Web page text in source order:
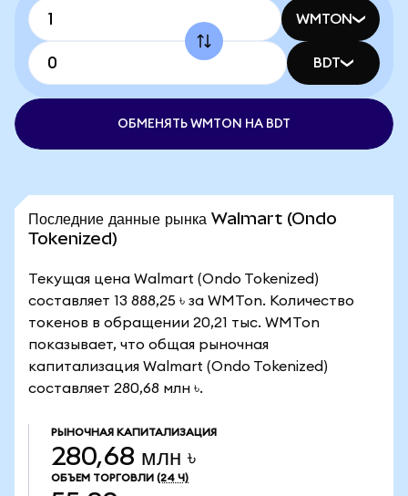
WMTON
BDT
ОБМЕНЯТЬ WMTON НА BDT
Последние данные рынка Walmart (Ondo
Tokenized)
Текущая цена Walmart (Ondo Tokenized)
составляет 13 888,25 ৳ за WMTon. Количество
токенов в обращении 20,21 тыс. WMTon
показывает, что общая рыночная
капитализация Walmart (Ondo Tokenized)
составляет 280,68 млн ৳.
РЫНОЧНАЯ КАПИТАЛИЗАЦИЯ
280,68 млн ৳
ОБЪЕМ ТОРГОВЛИ (24 Ч)